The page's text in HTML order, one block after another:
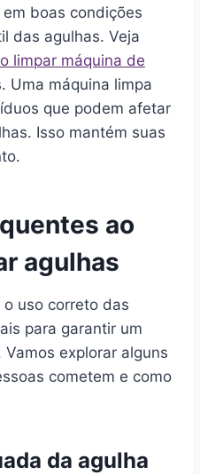
boas condições
das agulhas. Veja
limpar máquina de
Uma máquina limpa
que podem afetar
Isso mantém suas
ao
agulhas
uso correto das
para garantir um
explorar alguns
cometem e como
da agulha